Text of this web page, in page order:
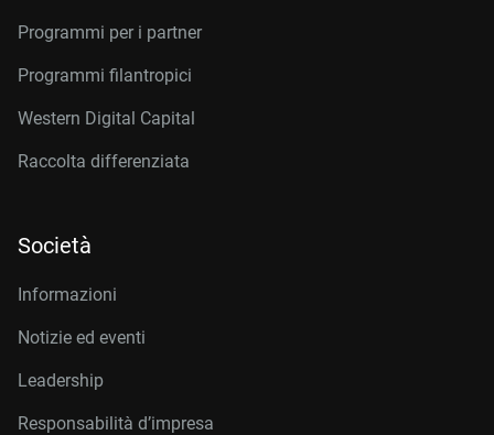
Programmi per i partner
Programmi filantropici
Western Digital Capital
Raccolta differenziata
Società
Informazioni
Notizie ed eventi
Leadership
Responsabilità d’impresa